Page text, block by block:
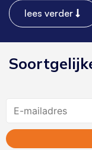
lees verder